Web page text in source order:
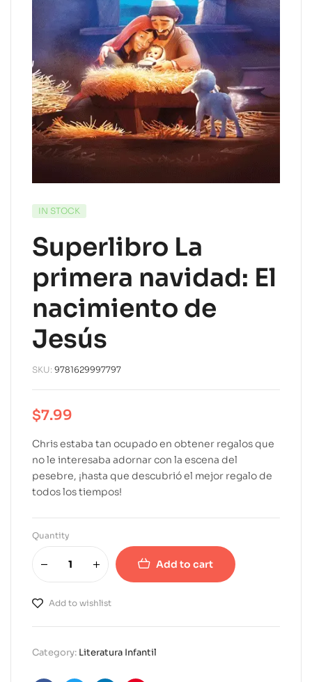
IN STOCK
Superlibro La
primera navidad: El
nacimiento de
Jesús
SKU: 9781629997797
$7.99
Chris estaba tan ocupado en obtener regalos que
no le interesaba adornar con la escena del
pesebre, ¡hasta que descubrió el mejor regalo de
todos los tiempos!
Quantity
Add to cart
Add to wishlist
A
l
e
Category: Literatura Infantil